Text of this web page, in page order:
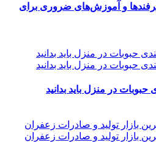
و آموزش‌های ضروری برای
در منزل باید بدانید